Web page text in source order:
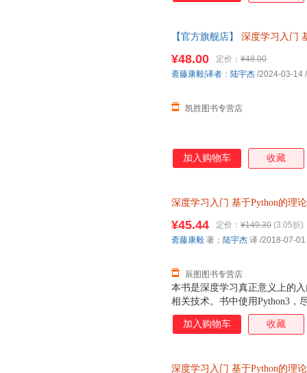
【官方旗舰店】 深度学习入门
¥48.00 定价： ¥48.00
凯胜图书专营店
斋藤康毅|译者 ： 陆宇杰 /2024-03-14 /
加入购物车 收藏
深度学习入门 基于Python的理
本书是深度学习真正意义上的
相关技术。书中使用Python3，
出发，带领读者从零创建一个
理解深度学习。书中不仅介绍
为什么加深层可以提高识别精
¥45.44 定价： ¥149.30 (3.05折)
辰图图书专营店
斋藤康毅 著； 陆宇杰 译 /2018-07-01
加入购物车 收藏
深度学习入门 基于Python的理